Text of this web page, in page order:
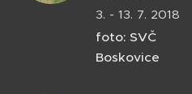
3. - 13. 7. 2018
foto: SVČ
Boskovice